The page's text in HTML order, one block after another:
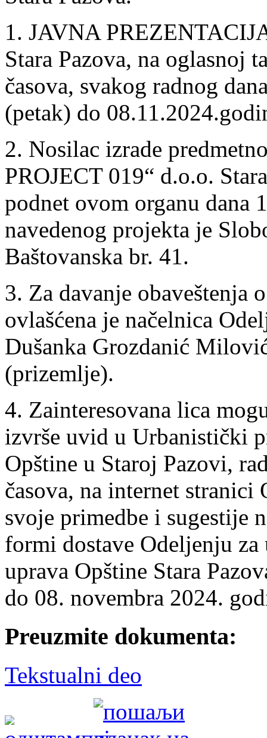
1. JAVNA
Stara Pazova, na oglasnoj
časova, svakog radnog
(petak) do
2. Nosilac izrade
PROJECT 019“ d.o.o.
podnet ovom organu dana
navedenog projekta je
Baštovanska br. 41.
3. Za davanje obaveštenja
ovlašćena je načelnica
Dušanka Grozdanić
(prizemlje).
4. Zainteresovana lica
izvrše uvid u Urbanistički
Opštine u Staroj Pazovi,
časova, na internet stranici
svoje primedbe i sugestije
formi dostave Odeljenju
uprava Opštine Stara
do 08. novembra 2024.
Preuzmite dokumenta:
Tekstualni deo